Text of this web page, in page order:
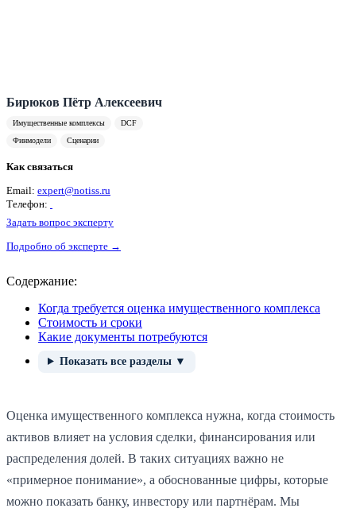
Бирюков Пётр Алексеевич
Имущественные комплексы
DCF
Финмодели
Сценарии
Как связаться
Email: expert@notiss.ru
Телефон:
Задать вопрос эксперту
Подробно об эксперте →
Содержание:
Когда требуется оценка имущественного комплекса
Стоимость и сроки
Какие документы потребуются
Показать все разделы ▼
Оценка имущественного комплекса нужна, когда стоимость
активов влияет на условия сделки, финансирования или
распределения долей. В таких ситуациях важно не
«примерное понимание», а обоснованные цифры, которые
можно показать банку, инвестору или партнёрам. Мы